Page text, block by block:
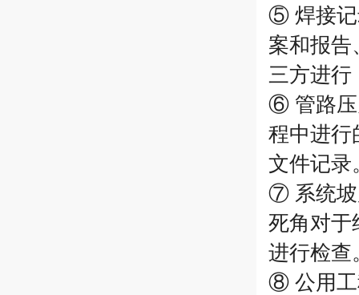
⑤ 焊接记
案和报告
三方进行
⑥ 管路压
程中进行
文件记录
⑦ 系统坡
死角对于
进行检查
⑧ 公用工